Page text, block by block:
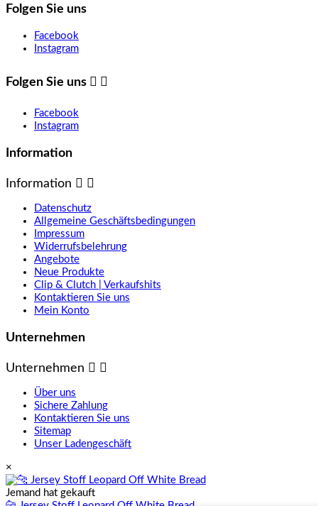
Folgen Sie uns
Facebook
Instagram
Folgen Sie uns  
Facebook
Instagram
Information
Information  
Datenschutz
Allgemeine Geschäftsbedingungen
Impressum
Widerrufsbelehrung
Angebote
Neue Produkte
Clip & Clutch | Verkaufshits
Kontaktieren Sie uns
Mein Konto
Unternehmen
Unternehmen  
Über uns
Sichere Zahlung
Kontaktieren Sie uns
Sitemap
Unser Ladengeschäft
×
Jemand hat gekauft